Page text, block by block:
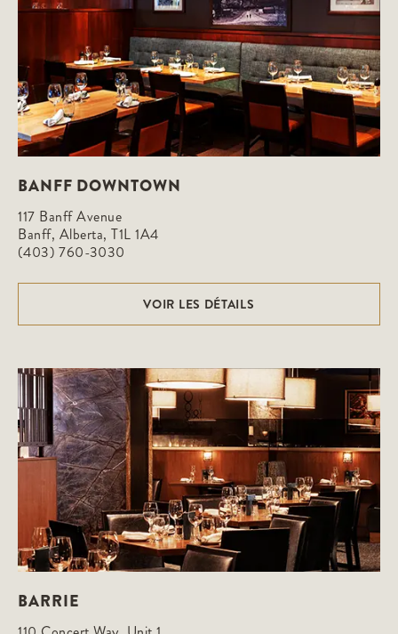
BANFF DOWNTOWN
117 Banff Avenue
Banff, Alberta, T1L 1A4
(403) 760-3030
VOIR LES DÉTAILS
BARRIE